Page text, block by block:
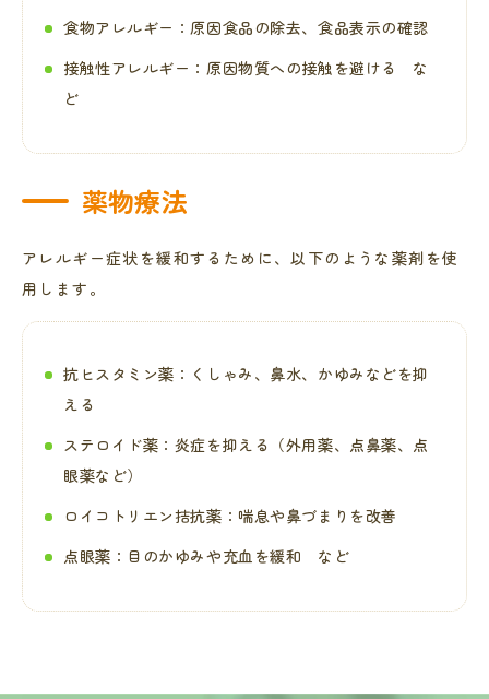
食物アレルギー：原因食品の除去、食品表示の確認
接触性アレルギー：原因物質への接触を避ける な
ど
薬物療法
アレルギー症状を緩和するために、以下のような薬剤を使
用します。
抗ヒスタミン薬：くしゃみ、鼻水、かゆみなどを抑
える
ステロイド薬：炎症を抑える（外用薬、点鼻薬、点
眼薬など）
ロイコトリエン拮抗薬：喘息や鼻づまりを改善
点眼薬：目のかゆみや充血を緩和 など